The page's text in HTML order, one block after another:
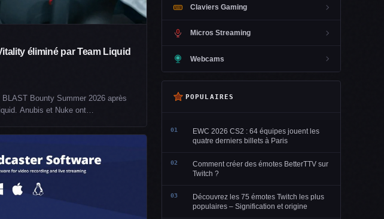
éliminé par Team Liquid
Bounty Summer 2026 après
Anubis et Nuke ont…
Claviers Gaming
Micros Streaming
Webcams
POPULAIRES
01
EWC 2026 CS2 : 64 équipes jouent les
quatre derniers billets à Paris
02
Comment créer des émotes BetterTTV sur
Twitch ?
03
Découvrez les 75 émotes Twitch les plus
populaires – Signification et origine